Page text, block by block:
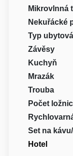
Mikrovlnná
Nekuřácké
Typ
Závěsy
Kuchyň
Mrazák
Trouba
Počet ložnic
Set na
Hotel